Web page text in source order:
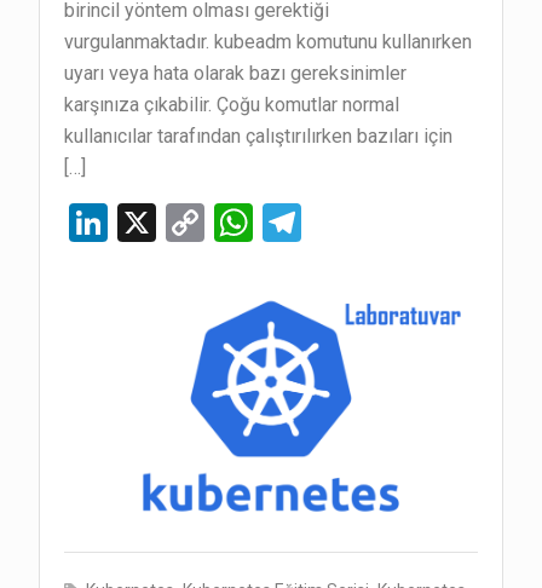
birincil yöntem olması gerektiği
vurgulanmaktadır. kubeadm komutunu kullanırken
uyarı veya hata olarak bazı gereksinimler
karşınıza çıkabilir. Çoğu komutlar normal
kullanıcılar tarafından çalıştırılırken bazıları için
[…]
Li X
C
py
Li
n
k
W
at
s
A
p
p
gr
a
m